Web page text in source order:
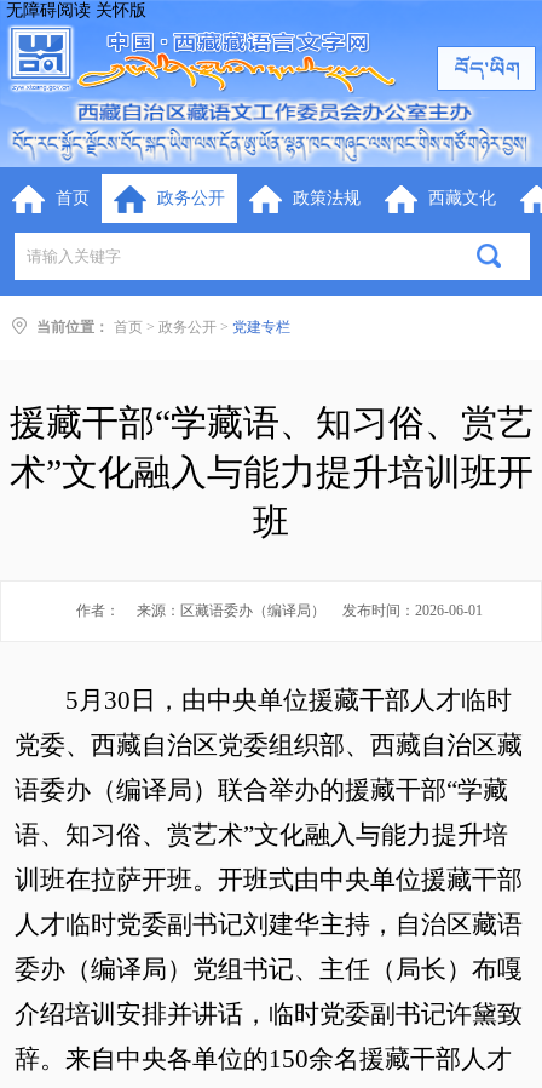
无障碍阅读 关怀版
首页 政务公开 政策法规 西藏文化
当前位置： 首页 > 政务公开 > 党建专栏
援藏干部“学藏语、知习俗、赏艺
术”文化融入与能力提升培训班开
班
作者： 来源：区藏语委办（编译局） 发布时间：2026-06-01
5月30日，由中央单位援藏干部人才临时
党委、西藏自治区党委组织部、西藏自治区藏
语委办（编译局）联合举办的援藏干部“学藏
语、知习俗、赏艺术”文化融入与能力提升培
训班在拉萨开班。开班式由中央单位援藏干部
人才临时党委副书记刘建华主持，自治区藏语
委办（编译局）党组书记、主任 （局长） 布嘎
介绍培训安排并讲话，临时党委副书记许黛致
辞。来自中央各单位的150余名援藏干部人才